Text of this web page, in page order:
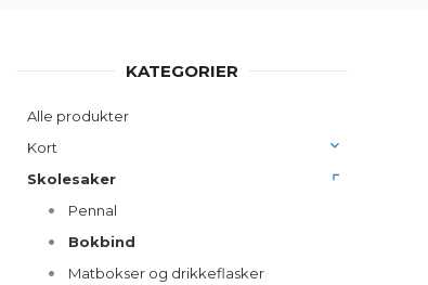
KATEGORIER
Alle produkter
Kort
Skolesaker
Pennal
Bokbind
Matbokser og drikkeflasker